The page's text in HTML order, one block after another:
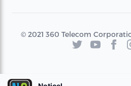
© 2021 360 Telecom